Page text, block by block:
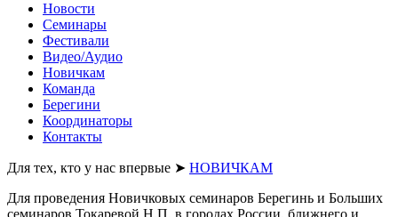
Новости
Семинары
Фестивали
Видео/Аудио
Новичкам
Команда
Берегини
Координаторы
Контакты
Для тех, кто у нас впервые ➤ НОВИЧКАМ
Для проведения Новичковых семинаров Берегинь и Больших
семинаров Токаревой Н.П. в городах России, ближнего и